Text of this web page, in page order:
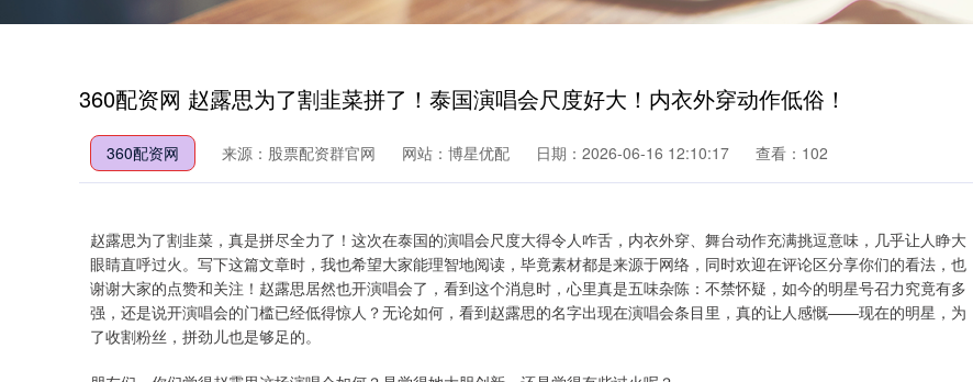
360配资网 赵露思为了割韭菜拼了！泰国演唱会尺度好大！内衣外穿动作低俗！
360配资网 来源：股票配资群官网 网站：博星优配 日期：2026-06-16 12:10:17 查看：102
赵露思为了割韭菜，真是拼尽全力了！这次在泰国的演唱会尺度大得令人咋舌，内衣外穿、舞台动作充满挑逗意味，几乎让人睁大
眼睛直呼过火。写下这篇文章时，我也希望大家能理智地阅读，毕竟素材都是来源于网络，同时欢迎在评论区分享你们的看法，也
谢谢大家的点赞和关注！赵露思居然也开演唱会了，看到这个消息时，心里真是五味杂陈：不禁怀疑，如今的明星号召力究竟有多
强，还是说开演唱会的门槛已经低得惊人？无论如何，看到赵露思的名字出现在演唱会条目里，真的让人感慨——现在的明星，为
了收割粉丝，拼劲儿也是够足的。